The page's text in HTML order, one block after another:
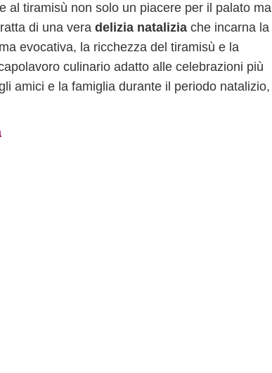
al tiramisù non solo un piacere per il palato ma
di una vera delizia natalizia che incarna la
evocativa, la ricchezza del tiramisù e la
culinario adatto alle celebrazioni più
amici e la famiglia durante il periodo natalizio,